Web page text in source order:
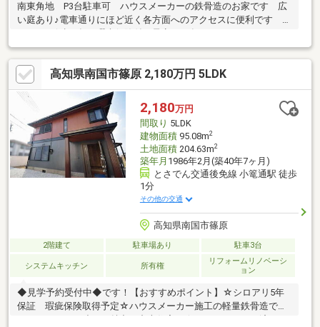
南東角地 P3台駐車可 ハウスメーカーの鉄骨造のお家です 広
い庭あり♪電車通りにほど近く各方面へのアクセスに便利です ※
（R8.1月下旬）バスルーム 洗面 ウォシュレットトイレ 建
具 クローゼット・床、クロス全面張替 外壁塗装 カップボー
ド 外構工事 畳・襖張替等
高知県南国市篠原 2,180万円 5LDK
2,180万円
間取り 5LDK
建物面積95.08m2
土地面積204.63m2
築年月 1986年2月(築40年7ヶ月)
とさでん交通後免線 小篭通駅 徒歩
1分
その他の交通
高知県南国市篠原
2階建て 駐車場あり 駐車3台
システムキッチン 所有権
リフォームリノベーシ
ョン
◆見学予約受付中◆です！【おすすめポイント】☆シロアリ5年
保証 瑕疵保険取得予定☆ハウスメーカー施工の軽量鉄骨造で、